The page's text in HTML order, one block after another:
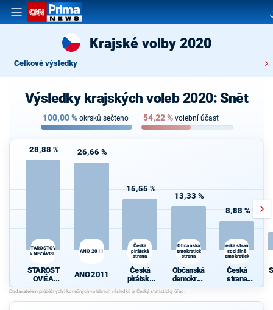
Krajské volby 2020
Celkové výsledky
Výsledky krajských voleb 2020: Snět
100,00% okrsků sečteno 54,22% volební účast
28,88 %
STAROSTOVÉ
A NEZÁVISLÍ
STAROST
OVÉ A
NEZÁVISL
Í
26,66 %
ANO 2011
ANO 2011
15,55 %
Česká
pirátská
strana
Česká
pirátská
strana
13,33 %
Občanská
demokratická
strana
Občanská
demokrati
cká strana
8,88 %
Česká strana
sociálně
demokratická
Česká
strana
sociálně
cká